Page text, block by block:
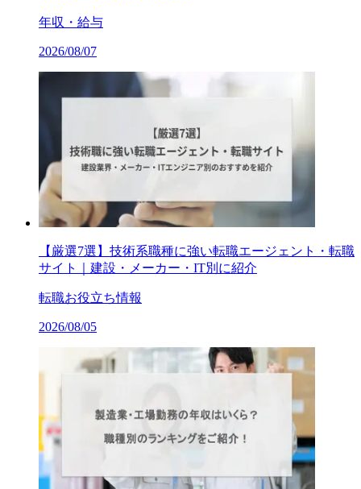
年収・給与
2026/08/07
【厳選7選】技術系職種に強い転職エージェント・転職
サイト｜建設・メーカー・IT別に紹介
転職お役立ち情報
2026/08/05